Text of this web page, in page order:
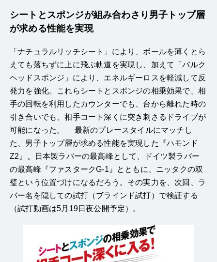
シートとスポンジが組み合わさり男子トップ層
が求める性能を実現
「ナチュラルリッチシート」により、ボールを薄くとら
えても落ちずに上に飛ぶ軌道を実現し、加えて「バルク
ヘッドスポンジ」により、エネルギーロスを軽減して反
発力を強化。これらシートとスポンジの相乗効果で、相
手の回転を利用したカウンターでも、台から離れた時の
引き合いでも、相手コート深くに突き刺さるドライブが
可能になった。 最新のプレースタイルにマッチし
た、男子トップ層が求める性能を実現した『ハモンド
Z2』。日本製ラバーの最高峰として、ドイツ製ラバー
の最高峰『ファスタークG-1』とともに、ニッタクの双
璧という位置づけになるだろう。その実力を、次回、ラ
バー名を隠しての試打（ブラインド試打）で検証する
（試打動画は5月19日夜公開予定）。